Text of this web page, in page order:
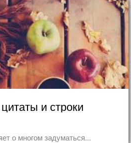
и строки
о многом задуматься...